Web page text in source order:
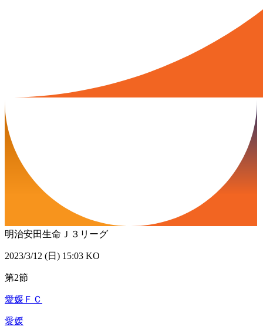
明治安田生命Ｊ３リーグ
2023/3/12 (日) 15:03 KO
第2節
愛媛ＦＣ
愛媛